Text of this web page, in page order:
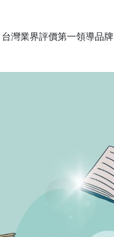
台灣業界評價第一領導品牌